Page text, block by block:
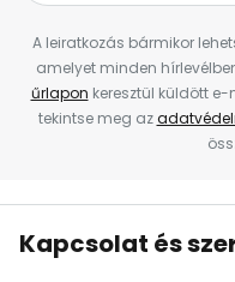
A leiratkozás bármikor
amelyet minden
űrlapon keresztül küldött
tekintse meg az
Kapcsolat és